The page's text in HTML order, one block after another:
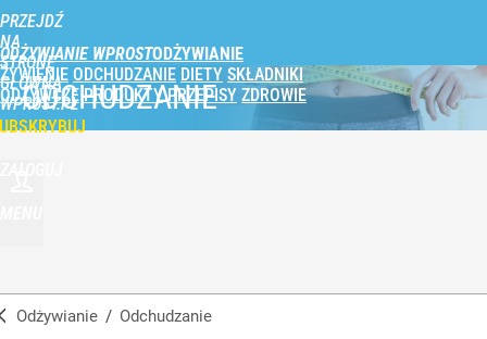
PRZEJDŹ
NA
STRONĘ
GŁÓWNĄ
WPROST.PL
ODŻYWIANIE WPROST
ŻYWIENIE ODCHUDZANIE DIETY SKŁADNIKI
ODŻYWCZE PRODUKTY PRZEPISY ZDROWIE
ODCHUDZANIE
Odżywianie / Odchudzanie